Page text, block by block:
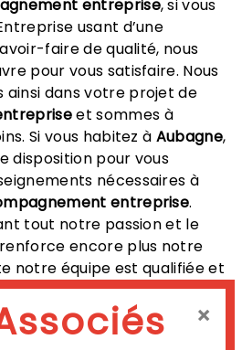
×
entreprise, si vous
usant d’une
faire de qualité, nous
pour vous satisfaire. Nous
ainsi dans votre projet de
et sommes à
Si vous habitez à Aubagne,
disposition pour vous
nécessaires à
entreprise.
tout notre passion et le
encore plus notre
notre équipe est qualifiée et
et rigueur.